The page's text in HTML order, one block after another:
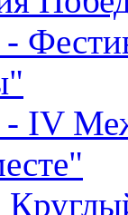
- IV